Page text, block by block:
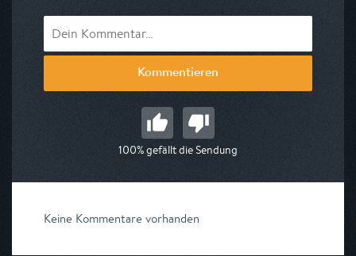
Kommentieren
100% gefällt die Sendung
Keine Kommentare vorhanden